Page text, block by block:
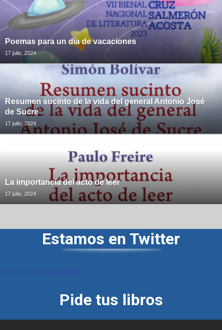
Poemas para un día de vacaciones
17 julio, 2024
Resumen sucinto de la vida del general Antonio José
de Sucre
17 julio, 2024
La importancia del acto de leer
17 julio, 2024
Estamos en Twitter
Pide tus libros